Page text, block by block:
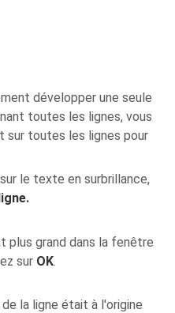
développer une seule
toutes les lignes, vous
sur toutes les lignes pour
le texte en surbrillance,
plus grand dans la fenêtre
sur OK.
la ligne était à l'origine